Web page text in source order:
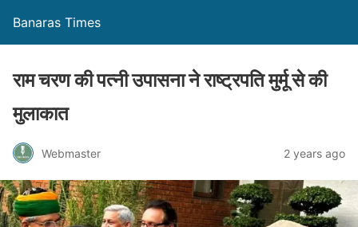
Banaras Times
राम चरण की पत्नी उपासना ने राष्ट्रपति मुर्मू से की
मुलाकात
Webmaster 2 years ago